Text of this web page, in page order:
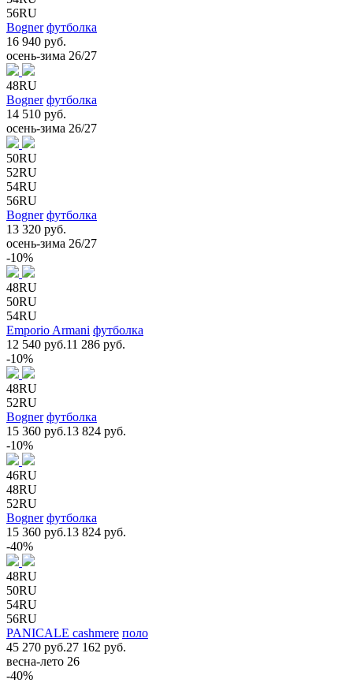
56RU
Bogner футболка
16 940 руб.
осень-зима 26/27
48RU
Bogner футболка
14 510 руб.
осень-зима 26/27
50RU
52RU
54RU
56RU
Bogner футболка
13 320 руб.
осень-зима 26/27
-10%
48RU
50RU
54RU
Emporio Armani футболка
12 540 руб.11 286 руб.
-10%
48RU
52RU
Bogner футболка
15 360 руб.13 824 руб.
-10%
46RU
48RU
52RU
Bogner футболка
15 360 руб.13 824 руб.
-40%
48RU
50RU
54RU
56RU
PANICALE cashmere поло
45 270 руб.27 162 руб.
весна-лето 26
-40%